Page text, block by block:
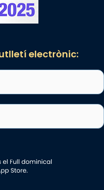
electrònic: